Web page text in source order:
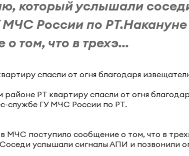
который услышали
России по
том, что в трехэ...
районе РТ квартиру спасли от огня
службе ГУ МЧС России по РТ.
МЧС поступило сообщение о том, что в
услышали сигналы АПИ и позвонили